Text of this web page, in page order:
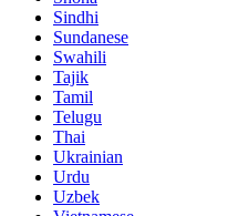
Sindhi
Sundanese
Swahili
Tajik
Tamil
Telugu
Thai
Ukrainian
Urdu
Uzbek